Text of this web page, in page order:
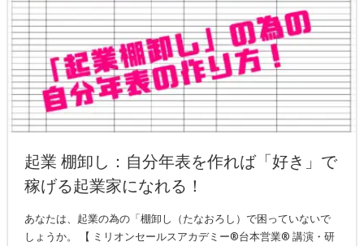
起業 棚卸し：自分年表を作れば「好き」で
稼げる起業家になれる！
あなたは、起業の為の「棚卸し（たなおろし）で困っていないで
しょうか。 【 ミリオンセールスアカデミー®︎台本営業®︎ 講演・研